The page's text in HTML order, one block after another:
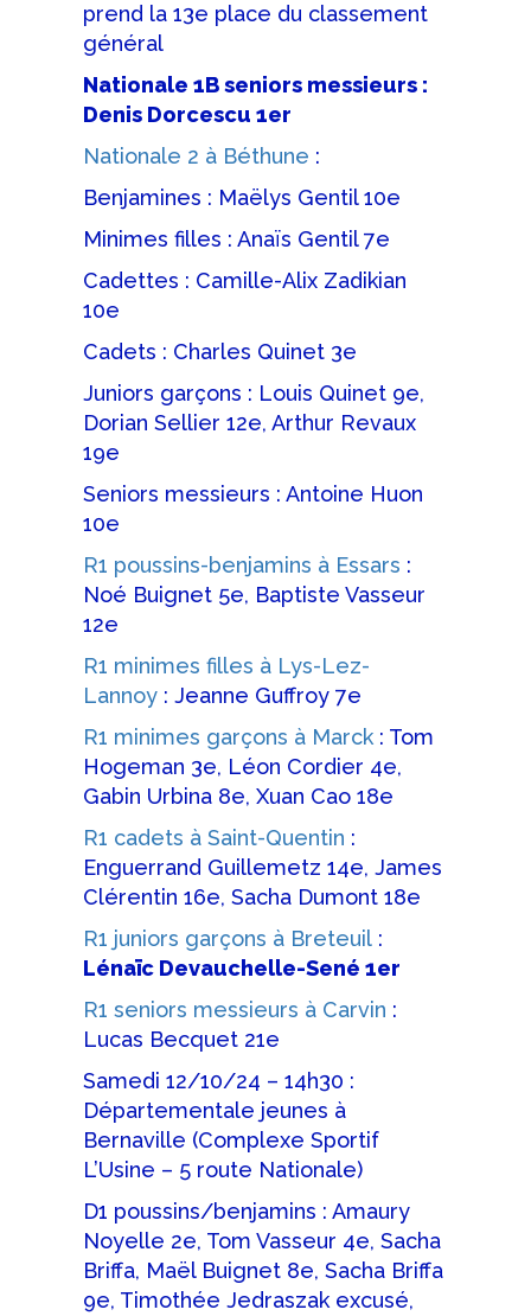
prend la 13e place du classement
général
Nationale 1B seniors messieurs :
Denis Dorcescu 1er
Nationale 2 à Béthune :
Benjamines : Maëlys Gentil 10e
Minimes filles : Anaïs Gentil 7e
Cadettes : Camille-Alix Zadikian
10e
Cadets : Charles Quinet 3e
Juniors garçons : Louis Quinet 9e,
Dorian Sellier 12e, Arthur Revaux
19e
Seniors messieurs : Antoine Huon
10e
R1 poussins-benjamins à Essars :
Noé Buignet 5e, Baptiste Vasseur
12e
R1 minimes filles à Lys-Lez-
Lannoy : Jeanne Guffroy 7e
R1 minimes garçons à Marck : Tom
Hogeman 3e, Léon Cordier 4e,
Gabin Urbina 8e, Xuan Cao 18e
R1 cadets à Saint-Quentin :
Enguerrand Guillemetz 14e, James
Clérentin 16e, Sacha Dumont 18e
R1 juniors garçons à Breteuil :
Lénaïc Devauchelle-Sené 1er
R1 seniors messieurs à Carvin :
Lucas Becquet 21e
Samedi 12/10/24 – 14h30 :
Départementale jeunes à
Bernaville (Complexe Sportif
L’Usine – 5 route Nationale)
D1 poussins/benjamins : Amaury
Noyelle 2e, Tom Vasseur 4e, Sacha
Briffa, Maël Buignet 8e, Sacha Briffa
9e, Timothée Jedraszak excusé,